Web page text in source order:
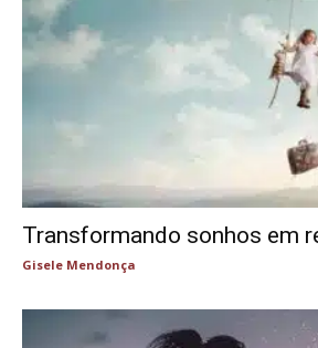
Transformando sonhos em
Gisele Mendonça